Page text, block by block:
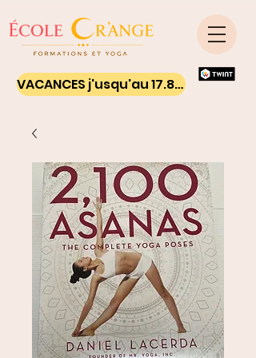
VACANCES j'usqu'au 17.8.26 - Ton yoga on line